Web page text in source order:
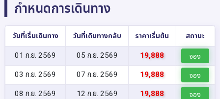
กำหนดการเดินทาง
วันที่เริ่มเดินทาง วันที่เดินทางกลับ ราคาเริ่มต้น สถานะ
01 ก.ย. 2569 05 ก.ย. 2569 19,888 จอง
03 ก.ย. 2569 07 ก.ย. 2569 19,888 จอง
08 ก.ย. 2569 12 ก.ย. 2569 19,888 จอง